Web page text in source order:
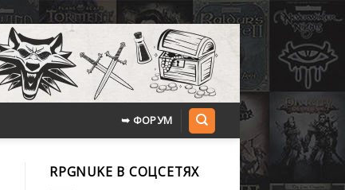
➥ ФОРУМ
RPGNUKE В СОЦСЕТЯХ